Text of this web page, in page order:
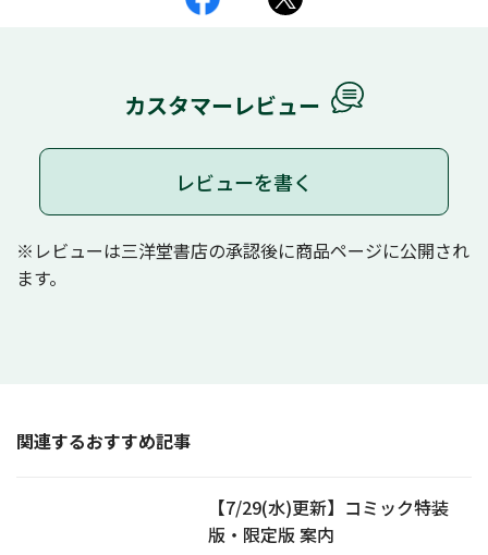
カスタマーレビュー
レビューを書く
※レビューは三洋堂書店の承認後に商品ページに公開され
ます。
関連するおすすめ記事
【7/29(水)更新】コミック特装
版・限定版 案内